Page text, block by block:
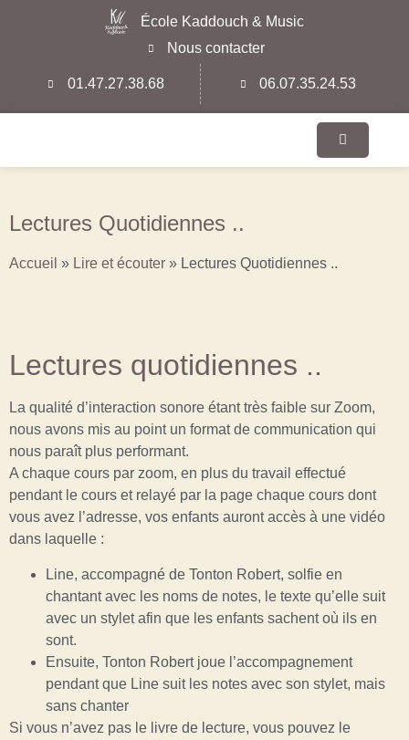
École Kaddouch & Music
Nous contacter
01.47.27.38.68 06.07.35.24.53
Lectures Quotidiennes ..
Accueil » Lire et écouter » Lectures Quotidiennes ..
Lectures quotidiennes ..
La qualité d’interaction sonore étant très faible sur Zoom,
nous avons mis au point un format de communication qui
nous paraît plus performant.
A chaque cours par zoom, en plus du travail effectué
pendant le cours et relayé par la page chaque cours dont
vous avez l’adresse, vos enfants auront accès à une vidéo
dans laquelle :
Line, accompagné de Tonton Robert, solfie en
chantant avec les noms de notes, le texte qu’elle suit
avec un stylet afin que les enfants sachent où ils en
sont.
Ensuite, Tonton Robert joue l’accompagnement
pendant que Line suit les notes avec son stylet, mais
sans chanter
Si vous n’avez pas le livre de lecture, vous pouvez le